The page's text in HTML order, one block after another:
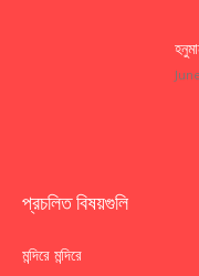
প্রচলিত বিষয়গুলি
মন্দিরে মন্দিরে